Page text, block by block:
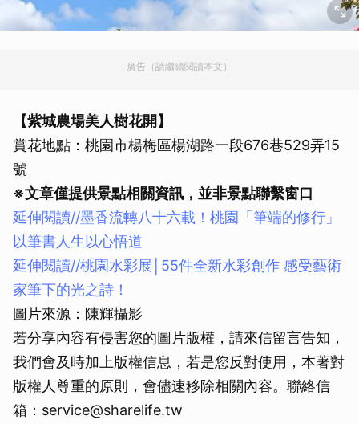
廣告（請繼續閱讀本文）
【紫城農場美人樹花開】
賞花地點：桃園市楊梅區楊湖路一段676巷529弄15
號
※文章僅提供景點相關資訊，並非景點聯繫窗口
延伸閱讀//墨香流轉八十六載！桃園「筆端的修行」
以筆書人生以心悟道
延伸閱讀//桃園水彩展│55件全新水彩創作 感受藝術
家筆下的光之詩！
圖片來源：陳輝攝影
若分享內容有侵害您的圖片版權，請來信留言告知，
我們會及時加上版權信息，若是您反對使用，本著對
版權人尊重的原則，會儘速移除相關內容。聯絡信
箱：service@sharelife.tw